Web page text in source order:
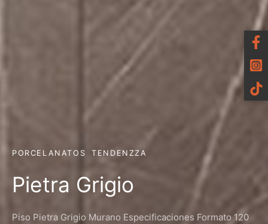
PORCELANATOS TENDENZZA
Pietra Grigio
Piso Pietra Grigio Murano Especificaciones Formato 120